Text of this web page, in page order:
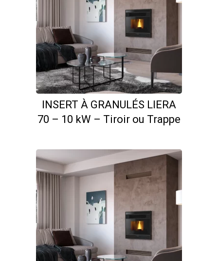
Ce
produit
a
variations.
Les
options
peuvent
choisies
la
page
INSERT À GRANULÉS LIERA
70 – 10 kW – Tiroir ou Trappe